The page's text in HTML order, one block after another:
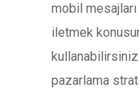
mobil
iletmek
pazarlama